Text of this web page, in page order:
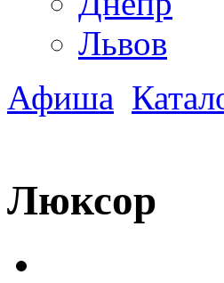
Львов
Афиша
Люксор